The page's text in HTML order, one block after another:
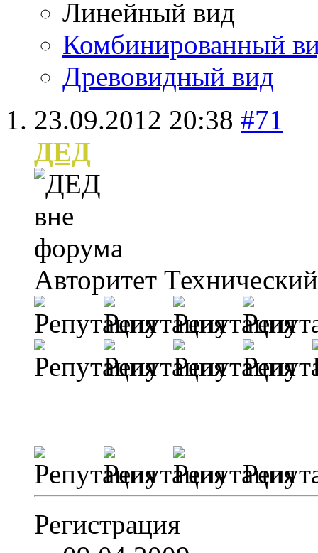
Линейный вид
Комбинированный
Древовидный вид
23.09.2012 20:38 #71
ДЕД
Авторитет
Регистрация